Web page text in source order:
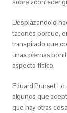
sobre acontecer
Desplazandolo
tacones porque,
transpirado que
unas piernas
aspecto fisico.
Eduard Punset
algunos que
que hay otras